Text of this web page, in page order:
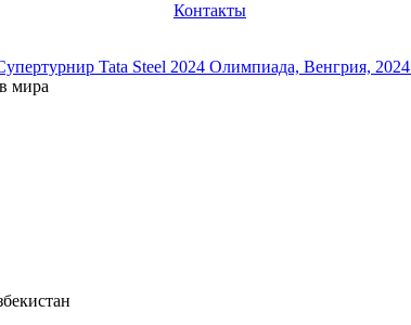
Контакты
Tata Steel 2024 Олимпиада, Венгрия, 2024
мира